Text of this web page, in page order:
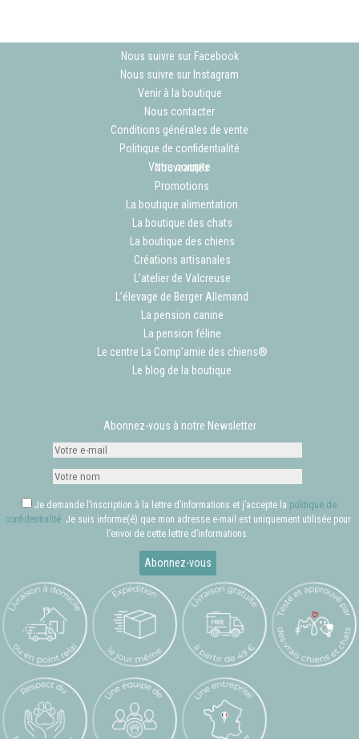
Nous suivre sur Facebook
Nous suivre sur Instagram
Venir à la boutique
Nous contacter
Conditions générales de vente
Politique de confidentialité
Votre compte
Nouveautés
Promotions
La boutique alimentation
La boutique des chats
La boutique des chiens
Créations artisanales
L’atelier de Valcreuse
L’élevage de Berger Allemand
La pension canine
La pension féline
Le centre La Comp’amie des chiens®
Le blog de la boutique
Abonnez-vous à notre Newsletter
Je demande l’inscription à la lettre d’informations et j’accepte la politique de
confidentialité. Je suis informe(é) que mon adresse e-mail est uniquement utilisée pour
l’envoi de cette lettre d’informations.